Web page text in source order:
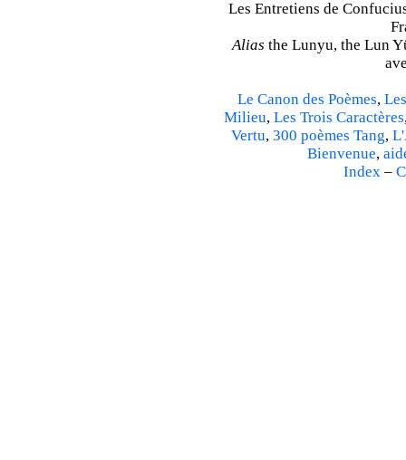
Les Entretiens de
Alias the Lunyu, the Lun
Le Canon des Poèmes,
Milieu, Les Trois Caractères
Vertu, 300 poèmes Tang,
Bienvenue,
Index –